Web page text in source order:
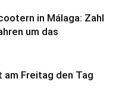
in Málaga: Zahl
um das
Freitag den Tag